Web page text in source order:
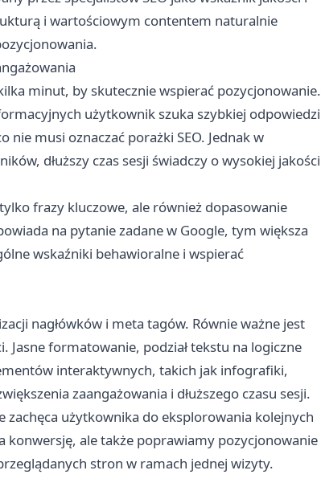
i wartościowym contentem naturalnie
minut, by skutecznie wspierać pozycjonowanie.
użytkownik szuka szybkiej odpowiedzi
musi oznaczać porażki SEO. Jednak w
dłuższy czas sesji świadczy o wysokiej jakości
frazy kluczowe, ale również dopasowanie
na pytanie zadane w Google, tym większa
wskaźniki behawioralne i wspierać
nagłówków i meta tagów. Równie ważne jest
formatowanie, podział tekstu na logiczne
interaktywnych, takich jak infografiki,
zaangażowania i dłuższego czasu sesji.
użytkownika do eksplorowania kolejnych
konwersję, ale także poprawiamy pozycjonowanie
stron w ramach jednej wizyty.